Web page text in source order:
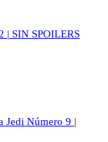
| SIN SPOILERS
Jedi Número 9 |